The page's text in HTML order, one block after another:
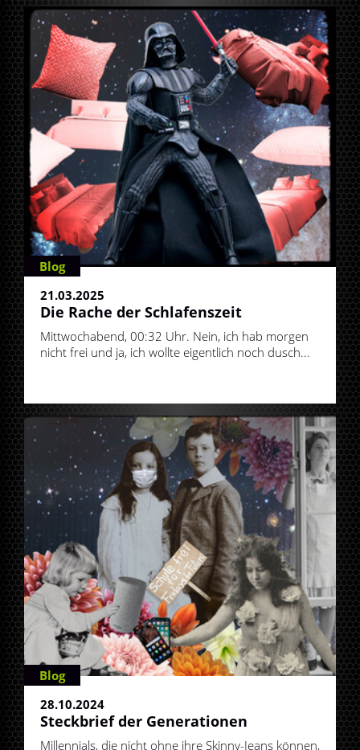
Blog
21.03.2025
Die Rache der Schlafenszeit
Mittwochabend, 00:32 Uhr. Nein, ich hab morgen
nicht frei und ja, ich wollte eigentlich noch dusch...
Blog
28.10.2024
Steckbrief der Generationen
Millennials, die nicht ohne ihre Skinny-Jeans können,